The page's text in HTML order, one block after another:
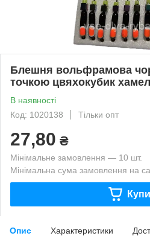
Блешня вольфрамова
точкою цвяхокубик
В наявності
Код: 1020138
Тільки опт
27,80 ₴
Мінімальне замовлення — 10 шт.
Мінімальна сума замовлення на
Опис Характеристики